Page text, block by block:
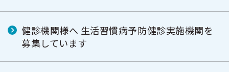
健診機関様へ 生活習慣病予防健診実施機関を
募集しています